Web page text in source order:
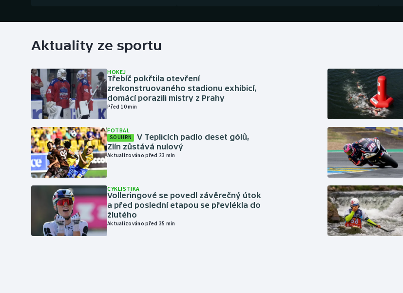
Aktuality ze sportu
HOKEJ
Třebíč pokřtila otevření
zrekonstruovaného stadionu exhibicí,
domácí porazili mistry z Prahy
Před 10 min
FOTBAL
SOUHRN
V Teplicích padlo deset gólů,
Zlín zůstává nulový
Aktualizováno před 23 min
CYKLISTIKA
Volleringové se povedl závěrečný útok
a před poslední etapou se převlékla do
žlutého
Aktualizováno před 35 min